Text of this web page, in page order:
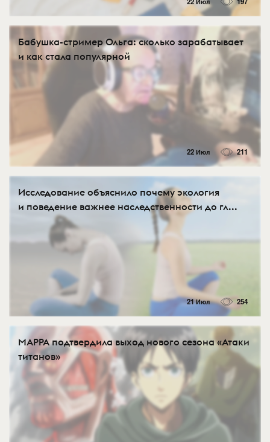
Бабушка-стример Ольга: сколько зарабатывает
и как стала популярной
22 Июл 211
Исследование объяснило почему экология
и поведение важнее наследственности до гл...
21 Июл 254
MAPPA подтвердила выход нового сезона «Атаки
титанов»